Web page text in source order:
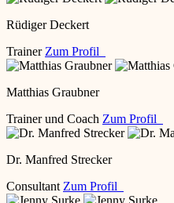
Rüdiger Deckert
Trainer Zum Profil
Matthias Graubner
Trainer und Coach Zum Profil
Dr. Manfred Strecker
Consultant Zum Profil